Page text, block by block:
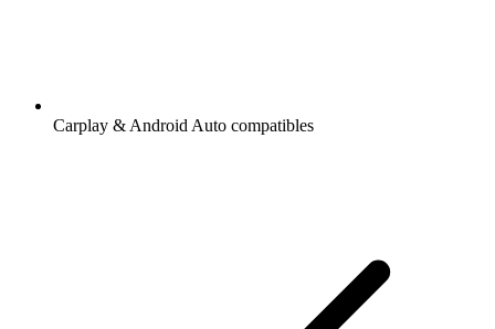
Carplay & Android Auto compatibles